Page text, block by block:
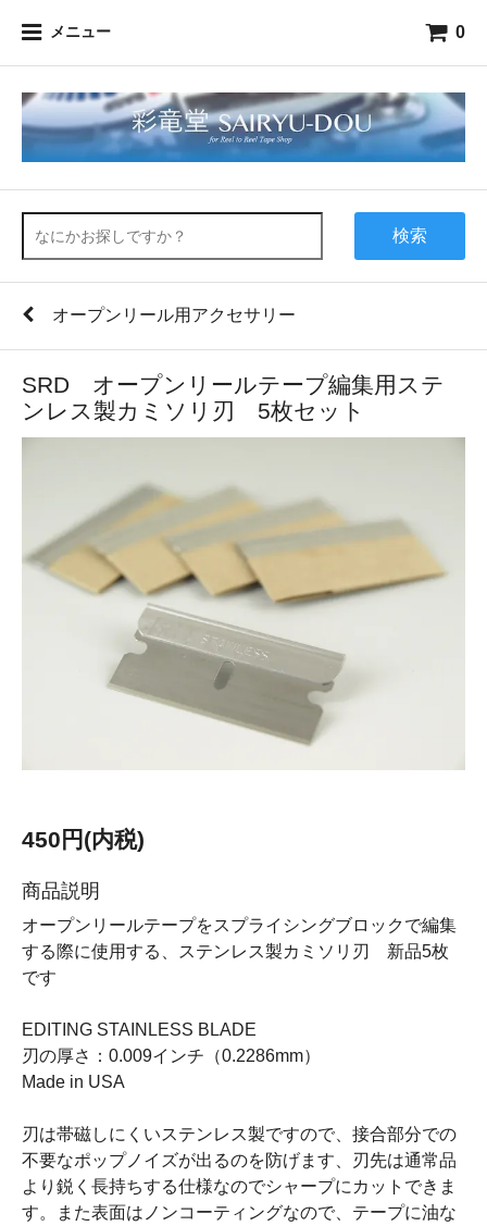
メニュー 0
検索
オープンリール用アクセサリー
SRD オープンリールテープ編集用ステ
ンレス製カミソリ刃 5枚セット
450円(内税)
商品説明
オープンリールテープをスプライシングブロックで編集
する際に使用する、ステンレス製カミソリ刃 新品5枚
です
EDITING STAINLESS BLADE
刃の厚さ：0.009インチ（0.2286mm）
Made in USA
刃は帯磁しにくいステンレス製ですので、接合部分での
不要なポップノイズが出るのを防げます、刃先は通常品
より鋭く長持ちする仕様なのでシャープにカットできま
す。また表面はノンコーティングなので、テープに油な